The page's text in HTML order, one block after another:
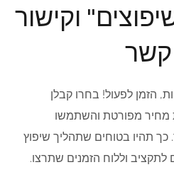
וקישור
קשר
הזמן לפעול! בחרו קבלן
מחיר מפורטת והשתמשו
כך תהיו בטוחים שתהליך שיפוץ
וללוח הזמנים שתרצו.